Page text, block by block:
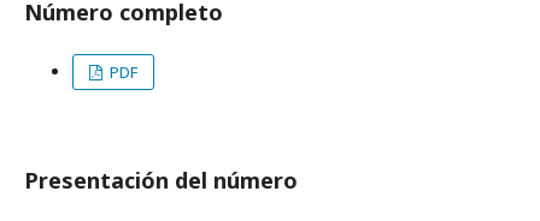
Número completo
PDF
Presentación del número